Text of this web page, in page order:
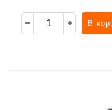
В